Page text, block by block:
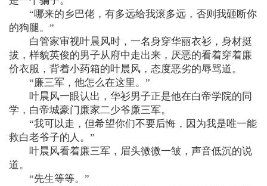
“哪来的乡巴佬，有多远给我滚多远，否则我砸断你
的狗腿。”
白管家审视叶晨风时，一名身穿华丽衣衫，身材挺
拔，样貌英俊的男子从府中走出来，厌恶的看着穿着廉
价衣服，背着小药箱的叶晨风，态度恶劣的辱骂道。
“廉三军，他怎么在这里。”
叶晨风一眼认出，华衫男子正是他在白帝学院的同
学，白帝城豪门廉家二少爷廉三军。
“我可以走，但希望你们不要后悔，因为我是唯一能
救白老爷子的人。”
叶晨风看着廉三军，眉头微微一皱，声音低沉的说
道。
“先生等等。”